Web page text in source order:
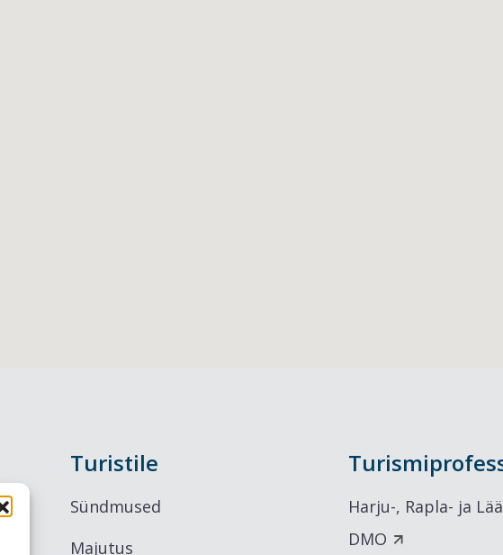
Turistile
Sündmused
Majutus
Harju-, Rapla- ja
DMO